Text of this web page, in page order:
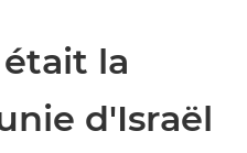
la
d'Israël